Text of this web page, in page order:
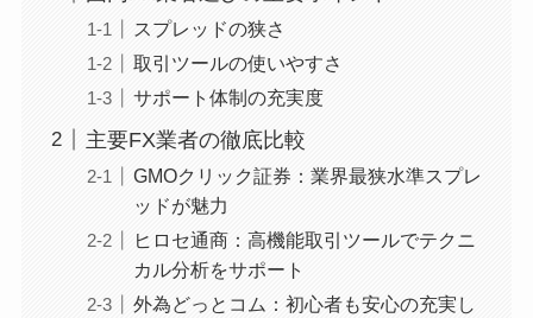
スプレッドの狭さ
取引ツールの使いやすさ
サポート体制の充実度
主要FX業者の徹底比較
GMOクリック証券：業界最狭水準スプレ
ッドが魅力
ヒロセ通商：高機能取引ツールでテクニ
カル分析をサポート
外為どっとコム：初心者も安心の充実し